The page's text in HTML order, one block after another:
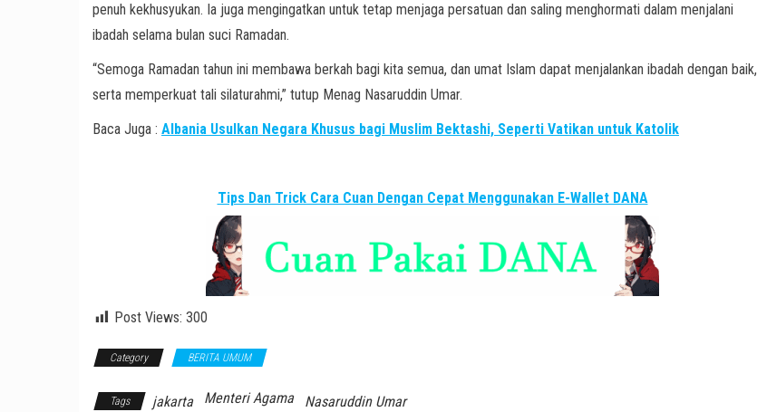
penuh kekhusyukan. Ia juga mengingatkan untuk tetap menjaga persatuan dan saling menghormati dalam menjalani
ibadah selama bulan suci Ramadan.
“Semoga Ramadan tahun ini membawa berkah bagi kita semua, dan umat Islam dapat menjalankan ibadah dengan baik,
serta memperkuat tali silaturahmi,” tutup Menag Nasaruddin Umar.
Baca Juga : Albania Usulkan Negara Khusus bagi Muslim Bektashi, Seperti Vatikan untuk Katolik
Tips Dan Trick Cara Cuan Dengan Cepat Menggunakan E-Wallet DANA
Post Views: 300
Category BERITA UMUM
Tags jakarta Menteri Agama Nasaruddin Umar